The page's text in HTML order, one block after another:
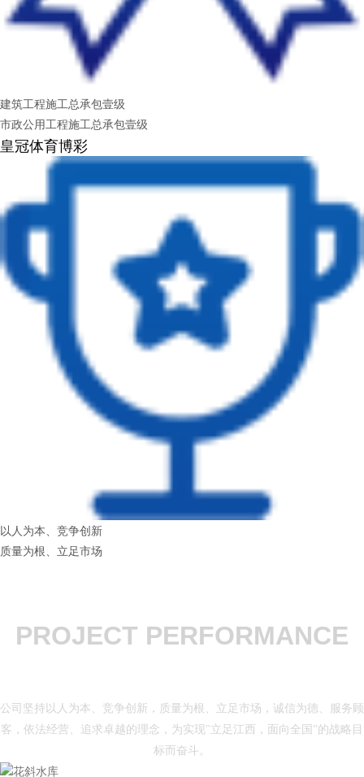
建筑工程施工总承包壹级
市政公用工程施工总承包壹级
皇冠体育博彩
以人为本、竞争创新
质量为根、立足市场
PROJECT PERFORMANCE
公司坚持以人为本、竞争创新，质量为根、立足市场，诚信为德、服务顾
客，依法经营、追求卓越的理念，为实现"立足江西，面向全国"的战略目
标而奋斗。